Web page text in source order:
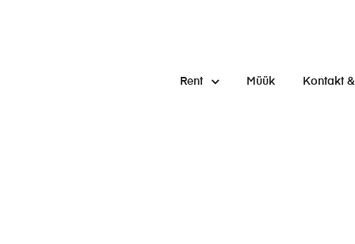
Rent Müük Kontakt